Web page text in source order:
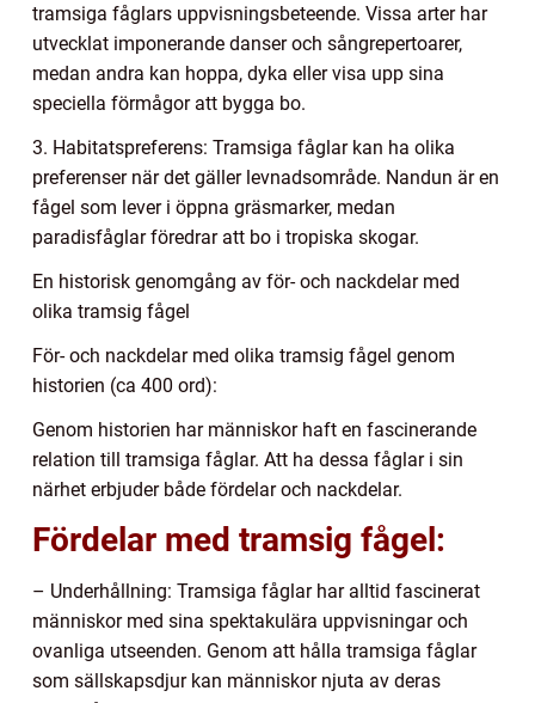
tramsiga fåglars uppvisningsbeteende. Vissa arter har
utvecklat imponerande danser och sångrepertoarer,
medan andra kan hoppa, dyka eller visa upp sina
speciella förmågor att bygga bo.
3. Habitatspreferens: Tramsiga fåglar kan ha olika
preferenser när det gäller levnadsområde. Nandun är en
fågel som lever i öppna gräsmarker, medan
paradisfåglar föredrar att bo i tropiska skogar.
En historisk genomgång av för- och nackdelar med
olika tramsig fågel
För- och nackdelar med olika tramsig fågel genom
historien (ca 400 ord):
Genom historien har människor haft en fascinerande
relation till tramsiga fåglar. Att ha dessa fåglar i sin
närhet erbjuder både fördelar och nackdelar.
Fördelar med tramsig fågel:
– Underhållning: Tramsiga fåglar har alltid fascinerat
människor med sina spektakulära uppvisningar och
ovanliga utseenden. Genom att hålla tramsiga fåglar
som sällskapsdjur kan människor njuta av deras